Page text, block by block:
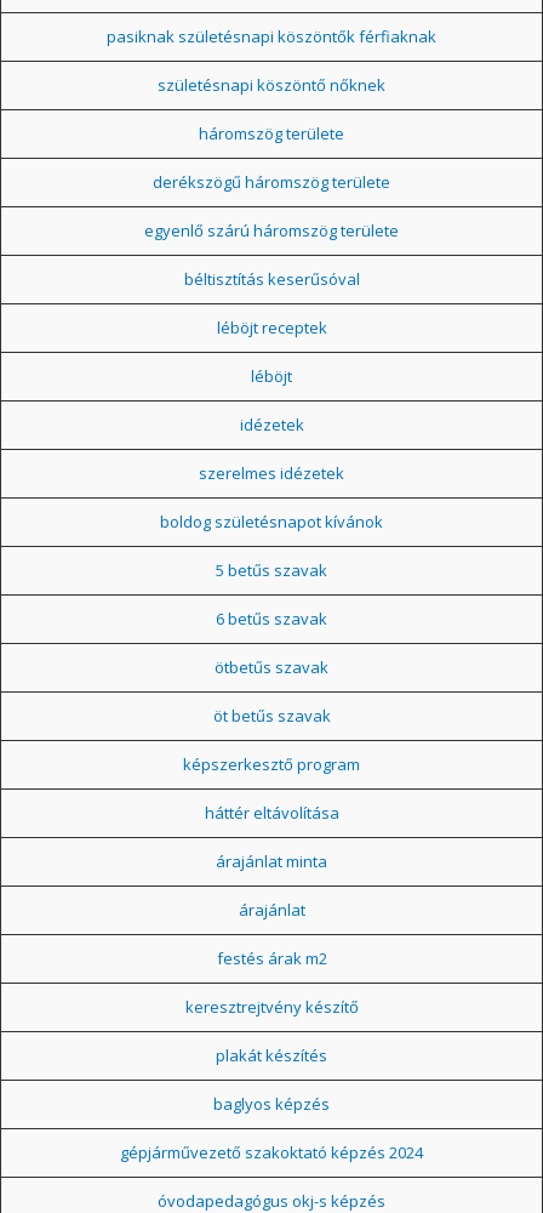
pasiknak születésnapi köszöntők férfiaknak
születésnapi köszöntő nőknek
háromszög területe
derékszögű háromszög területe
egyenlő szárú háromszög területe
béltisztítás keserűsóval
léböjt receptek
léböjt
idézetek
szerelmes idézetek
boldog születésnapot kívánok
5 betűs szavak
6 betűs szavak
ötbetűs szavak
öt betűs szavak
képszerkesztő program
háttér eltávolítása
árajánlat minta
árajánlat
festés árak m2
keresztrejtvény készítő
plakát készítés
baglyos képzés
gépjárművezető szakoktató képzés 2024
óvodapedagógus okj-s képzés